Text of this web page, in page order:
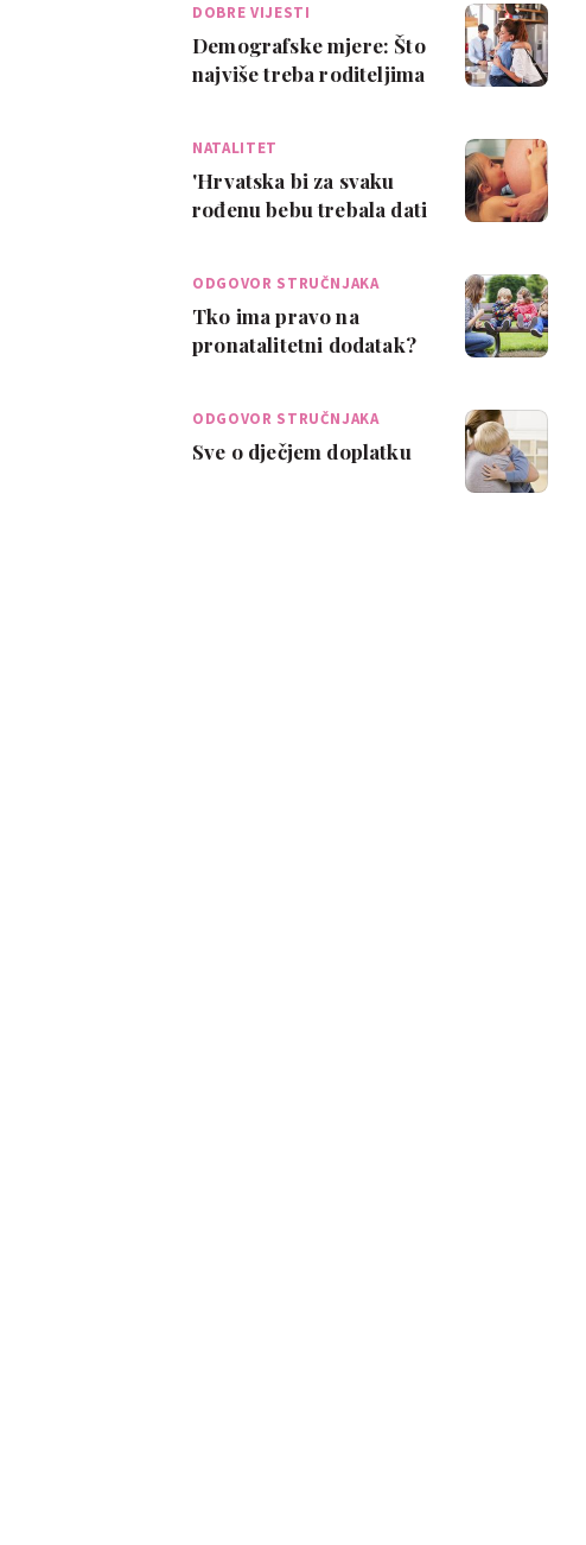
DOBRE VIJESTI
Demografske mjere: Što
najviše treba roditeljima
NATALITET
'Hrvatska bi za svaku
rođenu bebu trebala dati
ODGOVOR STRUČNJAKA
Tko ima pravo na
pronatalitetni dodatak?
ODGOVOR STRUČNJAKA
Sve o dječjem doplatku